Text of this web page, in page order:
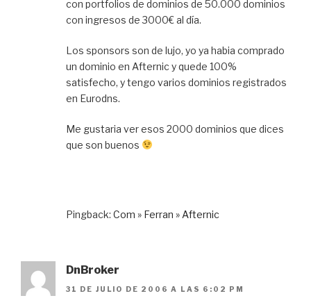
con portfolios de dominios de 50.000 dominios
con ingresos de 3000€ al día.
Los sponsors son de lujo, yo ya habia comprado
un dominio en Afternic y quede 100%
satisfecho, y tengo varios dominios registrados
en Eurodns.
Me gustaria ver esos 2000 dominios que dices
que son buenos
Pingback: Com » Ferran » Afternic
DnBroker
31 DE JULIO DE 2006 A LAS 6:02 PM